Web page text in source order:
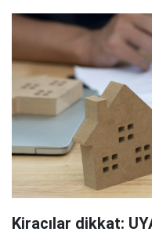
Kiracılar dikkat: